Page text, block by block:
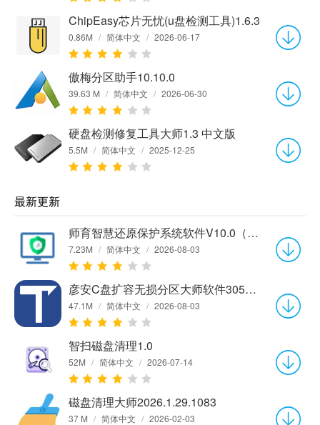
ChipEasy芯片无忧(u盘检测工具)1.6.3
0.86M / 简体中文 / 2026-06-17
傲梅分区助手10.10.0
39.63 M / 简体中文 / 2026-06-30
硬盘检测修复工具大师1.3 中文版
5.5M / 简体中文 / 2025-12-25
最新更新
师育智慧还原保护系统软件V10.0（单机版）
7.23M / 简体中文 / 2026-08-03
彦安C盘扩容无损分区大师软件3056.7.20.117
47.1M / 简体中文 / 2026-08-03
智扫磁盘清理1.0
52M / 简体中文 / 2026-07-14
磁盘清理大师2026.1.29.1083
37 M / 简体中文 / 2026-02-03